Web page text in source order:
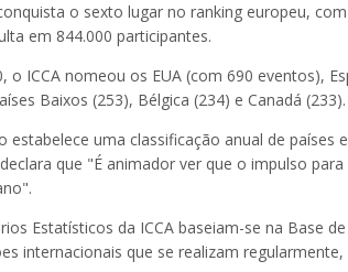
o sexto lugar no ranking europeu,
em 844.000 participantes.
o ICCA nomeou os EUA (com 690 eventos),
Baixos (253), Bélgica (234) e Canadá (233).
estabelece uma classificação anual de países
que "É animador ver que o impulso
Estatísticos da ICCA baseiam-se na Base
internacionais que se realizam